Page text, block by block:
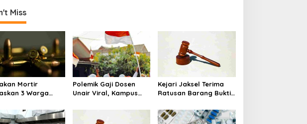
Miss
Mortir
3 Warga
Saat Memulung
Bekas
Polemik Gaji Dosen
Unair Viral, Kampus
Tak Hanya Gaji Pokok
Kejari Jaksel Terima
Ratusan Barang Bukti
Ijazah Jokowi